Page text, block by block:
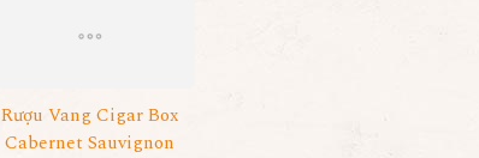
Rượu Vang Cigar Box
Cabernet Sauvignon